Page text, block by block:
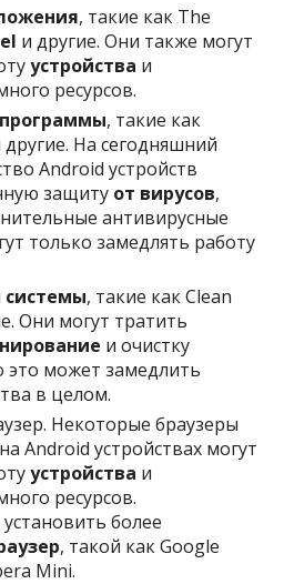
, такие как The
и другие. Они также могут
устройства и
ресурсов.
программы, такие как
другие. На сегодняшний
Android устройств
защиту от вирусов,
антивирусные
только замедлять работу
системы, такие как Clean
Они могут тратить
и очистку
это может замедлить
в целом.
Некоторые браузеры
Android устройствах могут
устройства и
ресурсов.
более
, такой как Google
Mini.